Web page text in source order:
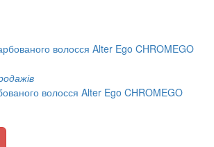
волосся Alter Ego CHROMEGO